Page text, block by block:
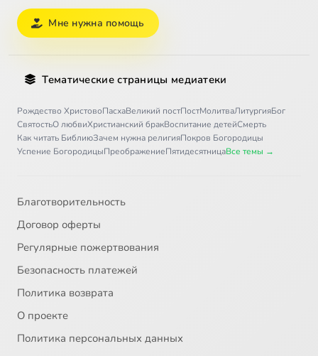
Мне нужна помощь
Тематические страницы медиатеки
Рождество ХристовоПасхаВеликий постПостМолитваЛитургияБог
СвятостьО любвиХристианский бракВоспитание детейСмерть
Как читать БиблиюЗачем нужна религияПокров Богородицы
Успение БогородицыПреображениеПятидесятницаВсе темы →
Благотворительность
Договор оферты
Регулярные пожертвования
Безопасность платежей
Политика возврата
О проекте
Политика персональных данных